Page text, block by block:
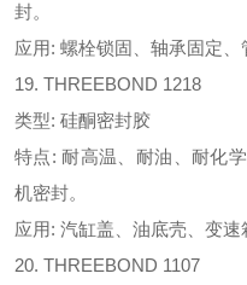
封。
应用: 螺栓锁固、轴承固定、
19. THREEBOND 1218
类型: 硅酮密封胶
特点: 耐高温、耐油、耐化
机密封。
应用: 汽缸盖、油底壳、变速
20. THREEBOND 1107